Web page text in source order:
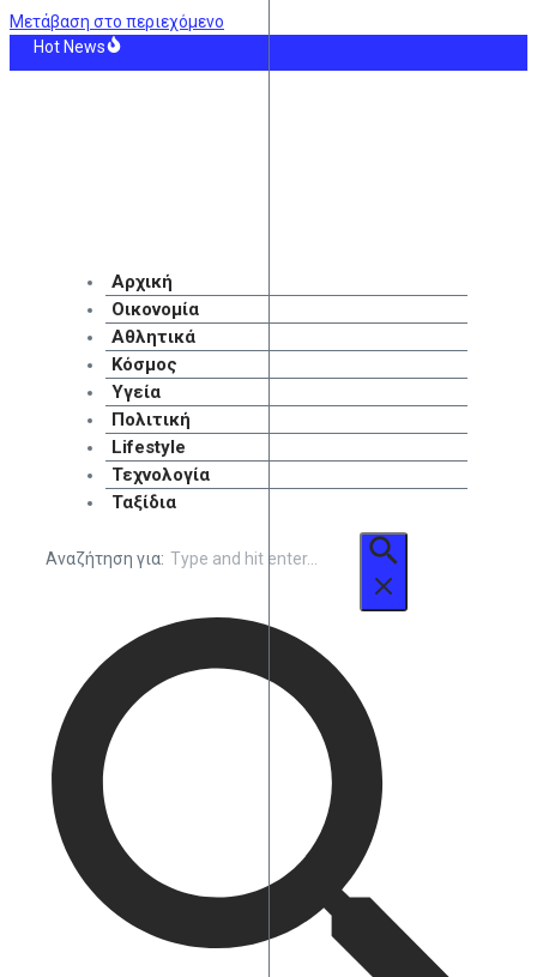
Μετάβαση στο περιεχόμενο
Hot News
Αρχική
Οικονομία
Αθλητικά
Κόσμος
Υγεία
Πολιτική
Lifestyle
Τεχνολογία
Ταξίδια
Αναζήτηση για: